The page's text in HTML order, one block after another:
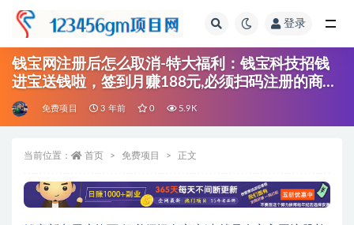
登录
钱宝网注册后怎么取消-特大福利：钱宝科技招钱
进宝送钱啦，签到月赚188元,必须扫码注册的商户
才有。
免费项目 3 年前 0 5.9K
当前位置： 首页 免费项目 正文